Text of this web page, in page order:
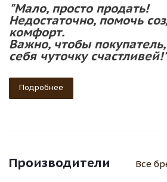
"Мало, просто продать!
Недостаточно, помочь
комфорт.
Важно, чтобы
себя чуточку
Подробнее
Производители Все